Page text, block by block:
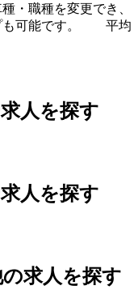
職種を変更でき、
も可能です。 平均
人を探す
人を探す
求人を探す